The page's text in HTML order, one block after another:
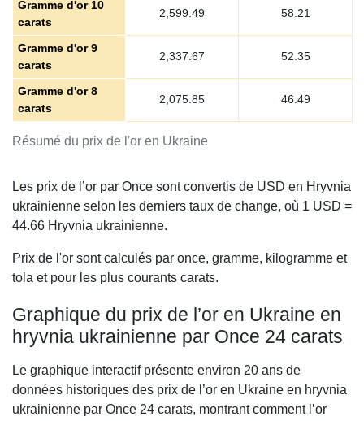
Résumé du prix de l'or en Ukraine
Gramme d'or 10
carats
2,599.49 58.21
Gramme d'or 9
carats
2,337.67 52.35
Gramme d'or 8
carats
2,075.85 46.49
Les prix de l’or par Once sont convertis de USD en Hryvnia
ukrainienne selon les derniers taux de change, où 1 USD =
44.66 Hryvnia ukrainienne.
Prix de l'or sont calculés par once, gramme, kilogramme et
tola et pour les plus courants carats.
Graphique du prix de l’or en Ukraine en
hryvnia ukrainienne par Once 24 carats
Le graphique interactif présente environ 20 ans de
données historiques des prix de l’or en Ukraine en hryvnia
ukrainienne par Once 24 carats, montrant comment l’or